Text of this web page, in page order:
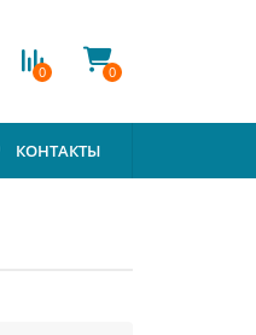
0 0
КОНТАКТЫ